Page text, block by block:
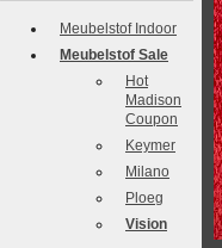
Meubelstof Indoor
Meubelstof Sale
Hot
Madison
Coupon
Keymer
Milano
Ploeg
Vision